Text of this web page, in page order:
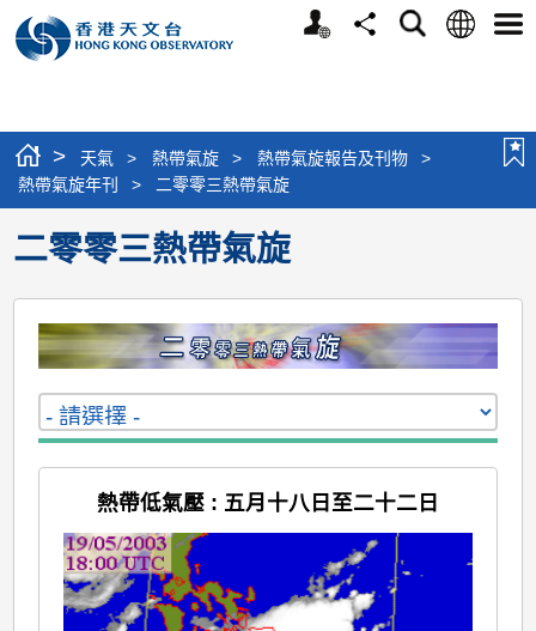
個
分
搜
語
選
> 天氣 > 熱帶氣旋 > 熱帶氣旋報告及刊物
>
熱帶氣旋年刊
> 二零零三熱帶氣旋
二零零三熱帶氣旋
熱帶低氣壓 : 五月十八日至二十二日